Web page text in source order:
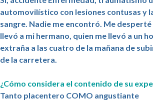
automovilístico con lesiones contusas y
sangre. Nadie me encontró. Me
llevó a mi hermano, quien me llevó a un
extraña a las cuatro de la mañana de
de la carretera.
¿Cómo considera el contenido de su
Tanto placentero COMO angustiante